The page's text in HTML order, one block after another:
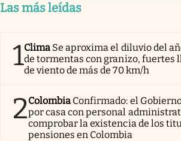
Las más leídas
1Clima Se aproxima el diluvio del
de tormentas con granizo, fuertes
de viento de más de 70 km/h
2Colombia Confirmado: el
por casa con personal
comprobar la existencia de los
pensiones en Colombia